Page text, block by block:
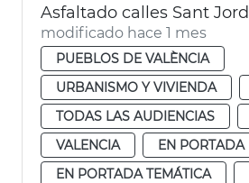
modificado hace 1 mes
PUEBLOS DE VALÈNCIA
URBANISMO Y VIVIENDA
TODAS LAS AUDIENCIAS
VALENCIA
EN PORTADA
EN PORTADA TEMÁTICA